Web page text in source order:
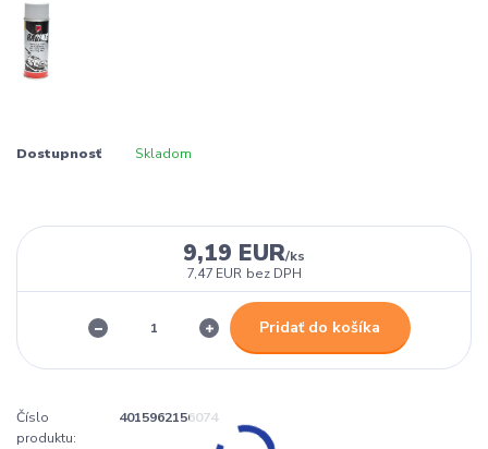
Dostupnosť Skladom
9,19 EUR/ks
7,47 EUR bez DPH
Pridať do košíka
Číslo
produktu:
4015962156074